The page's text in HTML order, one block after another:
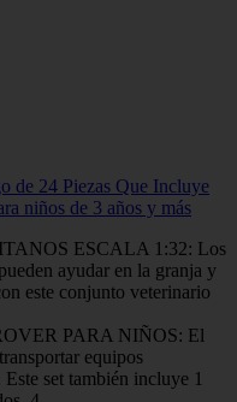
de 24 Piezas Que Incluye
niños de 3 años y más
ESCALA 1:32: Los
ayudar en la granja y
este conjunto veterinario
PARA NIÑOS: El
equipos
set también incluye 1